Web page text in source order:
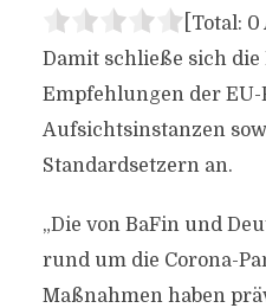
[Total: 0
Damit schließe sich
Empfehlungen der
Aufsichtsinstanzen
Standardsetzern an.
„Die von BaFin und
rund um die Corona-
Maßnahmen haben